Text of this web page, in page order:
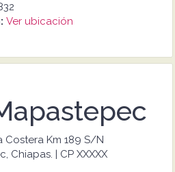
Ver ubicación
Costera Km 189 S/N
Chiapas. | CP XXXXX